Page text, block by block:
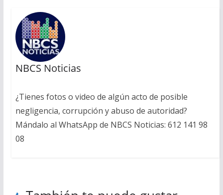
NBCS Noticias
¿Tienes fotos o video de algún acto de posible
negligencia, corrupción y abuso de autoridad?
Mándalo al WhatsApp de NBCS Noticias: 612 141 98
08